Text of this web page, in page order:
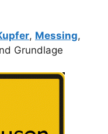
, Messing,
Grundlage